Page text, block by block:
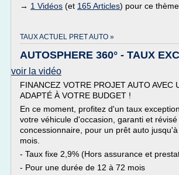
→ 1 Vidéos (et 165 Articles) pour ce thème
TAUX ACTUEL PRET AUTO »
AUTOSPHERE 360° - TAUX
voir la vidéo
FINANCEZ VOTRE PROJET AUTO AVEC
ADAPTÉ À VOTRE BUDGET !
En ce moment, profitez d'un taux
votre véhicule d'occasion, garanti et révisé
concessionnaire, pour un prêt auto
mois.
- Taux fixe 2,9% (Hors assurance et
- Pour une durée de 12 à 72 mois